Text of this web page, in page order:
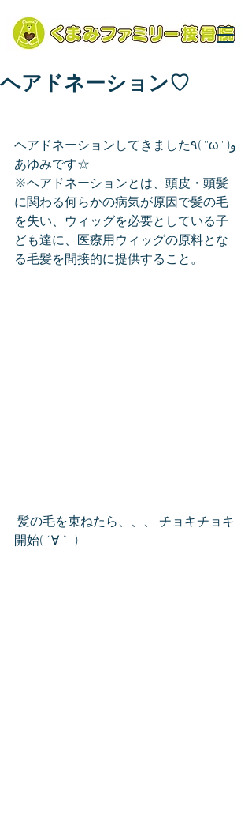
ヘアドネーション♡
ヘアドネーションしてきました٩( ''ω'' )و
あゆみです☆
※ヘアドネーションとは、頭皮・頭髪
に関わる何らかの病気が原因で髪の毛
を失い、ウィッグを必要としている子
ども達に、医療用ウィッグの原料とな
る毛髪を間接的に提供すること。
開始( ´∀｀ )